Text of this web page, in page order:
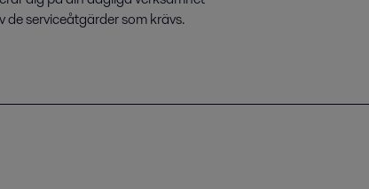
serviceåtgärder som krävs.